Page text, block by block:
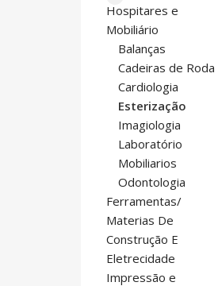
Hospitares e
Mobiliário
Balanças
Cadeiras de Roda
Cardiologia
Esterização
Imagiologia
Laboratório
Mobiliarios
Odontologia
Ferramentas/
Materias De
Construção E
Eletrecidade
Impressão e